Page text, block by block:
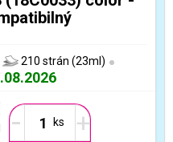
210 strán (23ml)
- +